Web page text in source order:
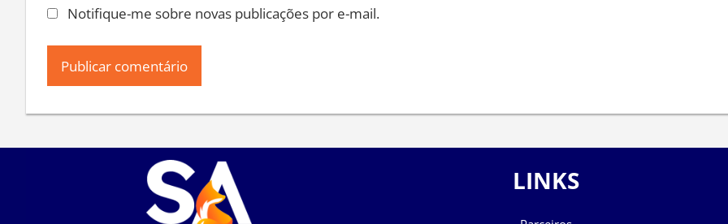
Notifique-me sobre novas publicações por e-mail.
LINKS